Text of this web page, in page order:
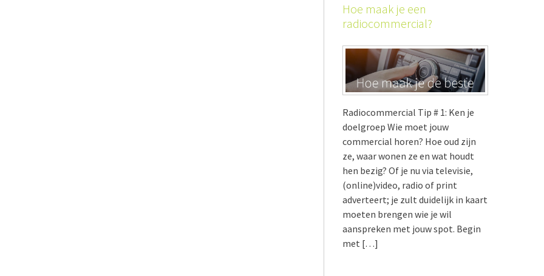
Hoe maak je een
radiocommercial?
Radiocommercial Tip # 1: Ken je
doelgroep Wie moet jouw
commercial horen? Hoe oud zijn
ze, waar wonen ze en wat houdt
hen bezig? Of je nu via televisie,
(online)video, radio of print
adverteert; je zult duidelijk in kaart
moeten brengen wie je wil
aanspreken met jouw spot. Begin
met […]